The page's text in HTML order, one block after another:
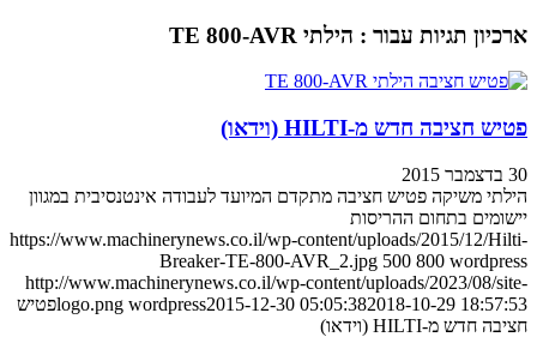
ארכיון תגיות עבור : הילתי TE 800-AVR
פטיש חציבה חדש מ-HILTI (וידאו)
30 בדצמבר 2015
הילתי משיקה פטיש חציבה מתקדם המיועד לעבודה אינטנסיבית במגוון
יישומים בתחום ההריסות
https://www.machinerynews.co.il/wp-content/uploads/2015/12/Hilti-
Breaker-TE-800-AVR_2.jpg 500 800 wordpress
http://www.machinerynews.co.il/wp-content/uploads/2023/08/site-
logo.png wordpress2015-12-30 05:05:382018-10-29 18:57:53
פטיש
חציבה חדש מ-HILTI (וידאו)